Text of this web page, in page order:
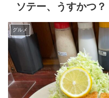
ソテー、うすかつ？
グルメ